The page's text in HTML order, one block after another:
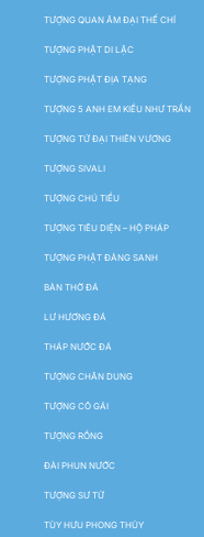
TƯỢNG QUAN ÂM ĐẠI THẾ CHÍ
TƯỢNG PHẬT DI LẶC
TƯỢNG PHẬT ĐỊA TẠNG
TƯỢNG 5 ANH EM KIỀU NHƯ TRẦN
TƯỢNG TỨ ĐẠI THIÊN VƯƠNG
TƯỢNG SIVALI
TƯỢNG CHÚ TIỂU
TƯỢNG TIÊU DIỆN – HỘ PHÁP
TƯỢNG PHẬT ĐẢNG SANH
BÀN THỜ ĐÁ
LƯ HƯƠNG ĐÁ
THÁP NƯỚC ĐÁ
TƯỢNG CHÂN DUNG
TƯỢNG CÔ GÁI
TƯỢNG RỒNG
ĐÀI PHUN NƯỚC
TƯỢNG SƯ TỬ
TÙY HƯU PHONG THỦY